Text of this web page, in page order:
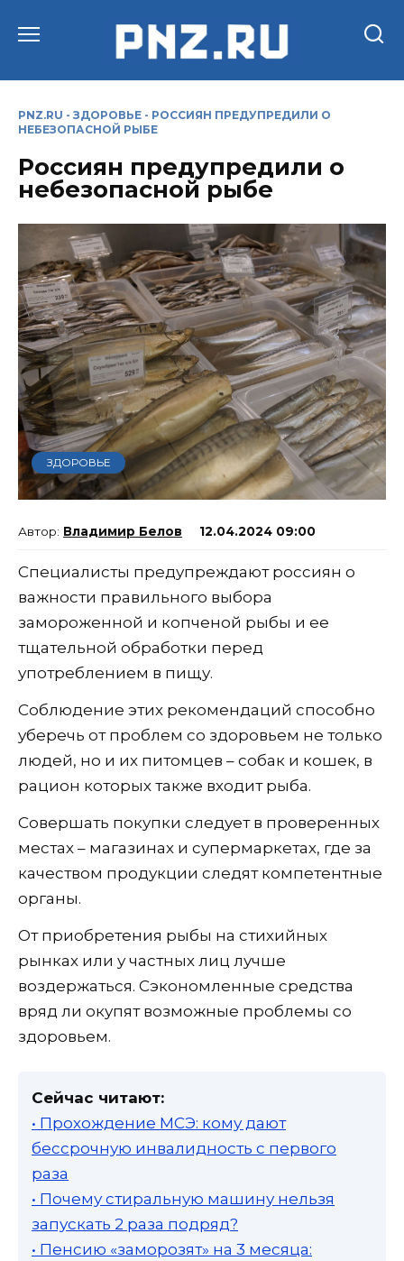
PNZ.RU - ЗДОРОВЬЕ - РОССИЯН ПРЕДУПРЕДИЛИ О
НЕБЕЗОПАСНОЙ РЫБЕ
Россиян предупредили о
небезопасной рыбе
ЗДОРОВЬЕ
Владимир Белов 12.04.2024 09:00
Специалисты предупреждают россиян о
важности правильного выбора
замороженной и копченой рыбы и ее
тщательной обработки перед
употреблением в пищу.
Соблюдение этих рекомендаций способно
уберечь от проблем со здоровьем не только
людей, но и их питомцев – собак и кошек, в
рацион которых также входит рыба.
Совершать покупки следует в проверенных
местах – магазинах и супермаркетах, где за
качеством продукции следят компетентные
органы.
От приобретения рыбы на стихийных
рынках или у частных лиц лучше
воздержаться. Сэкономленные средства
вряд ли окупят возможные проблемы со
здоровьем.
Сейчас читают:
• Прохождение МСЭ: кому дают
бессрочную инвалидность с первого
раза
• Почему стиральную машину нельзя
запускать 2 раза подряд?
• Пенсию «заморозят» на 3 месяца: